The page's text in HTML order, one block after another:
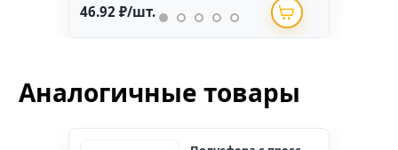
46.92 ₽/шт.
Аналогичные товары